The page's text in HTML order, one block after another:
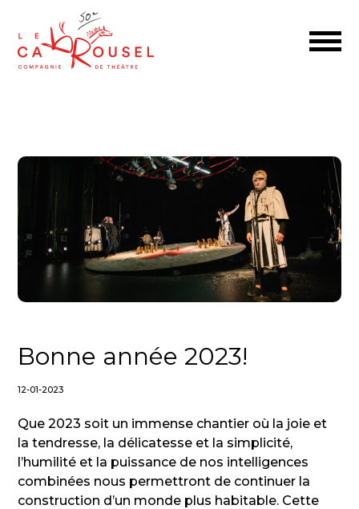
Bonne année 2023!
12-01-2023
Que 2023 soit un immense chantier où la joie et
la tendresse, la délicatesse et la simplicité,
l’humilité et la puissance de nos intelligences
combinées nous permettront de continuer la
construction d’un monde plus habitable. Cette